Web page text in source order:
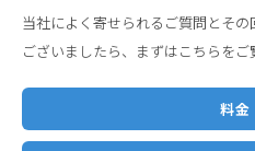
当社によく寄せられるご質問とそ
ございましたら、まずはこちらをご
料金